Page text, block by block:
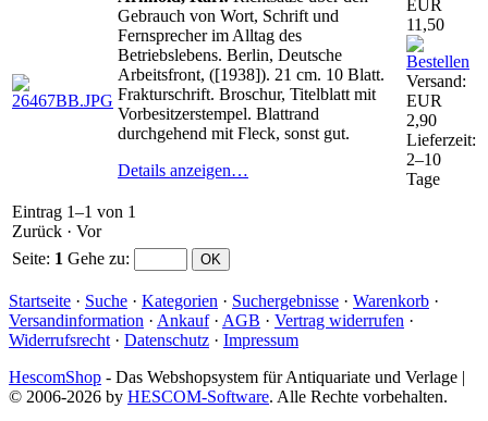
Gebrauch von Wort, Schrift und
Fernsprecher im Alltag des
Betriebslebens. Berlin, Deutsche
Arbeitsfront, ([1938]). 21 cm. 10 Blatt.
Frakturschrift. Broschur, Titelblatt mit
Vorbesitzerstempel. Blattrand
durchgehend mit Fleck, sonst gut.
Details anzeigen…
EUR
11,50
Versand:
EUR
2,90
Lieferzeit:
2–10
Tage
Eintrag 1–1 von 1
Zurück · Vor
Seite: 1 Gehe zu:
Startseite · Suche · Kategorien · Suchergebnisse · Warenkorb ·
Versandinformation · Ankauf· AGB · Vertrag widerrufen ·
Widerrufsrecht · Datenschutz · Impressum
HescomShop - Das Webshopsystem für Antiquariate und Verlage |
© 2006-2026 by HESCOM-Software. Alle Rechte vorbehalten.